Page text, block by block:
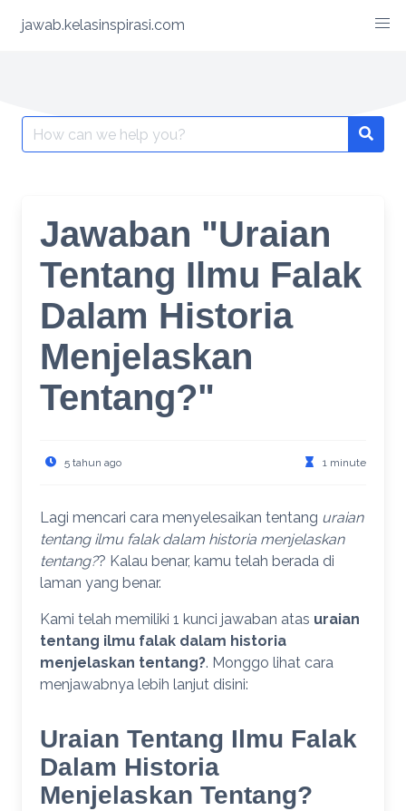
jawab.kelasinspirasi.com
Search
for:
Jawaban "Uraian
Tentang Ilmu Falak
Dalam Historia
Menjelaskan
Tentang?"
5 tahun ago 1 minute
Lagi mencari cara menyelesaikan tentang uraian
tentang ilmu falak dalam historia menjelaskan
tentang?? Kalau benar, kamu telah berada di
laman yang benar.
Kami telah memiliki 1 kunci jawaban atas uraian
tentang ilmu falak dalam historia
menjelaskan tentang?. Monggo lihat cara
menjawabnya lebih lanjut disini:
Uraian Tentang Ilmu Falak
Dalam Historia
Menjelaskan Tentang?